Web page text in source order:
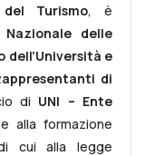
Turismo, è
Nazionale delle
dell’Università e
di
di UNI – Ente
alla formazione
cui alla legge